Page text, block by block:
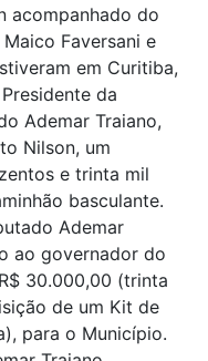
acompanhado do
Faversani e
em Curitiba,
da
Ademar Traiano,
Nilson, um
e trinta mil
basculante.
Ademar
ao governador do
30.000,00 (trinta
de um Kit de
para o Município.